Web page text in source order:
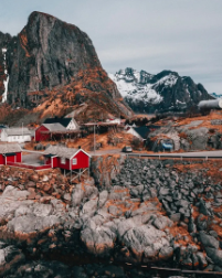
벌 HR 및 급여 솔루션